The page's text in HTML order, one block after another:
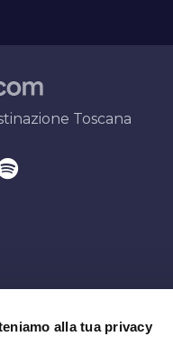
alla tua privacy
Toscana